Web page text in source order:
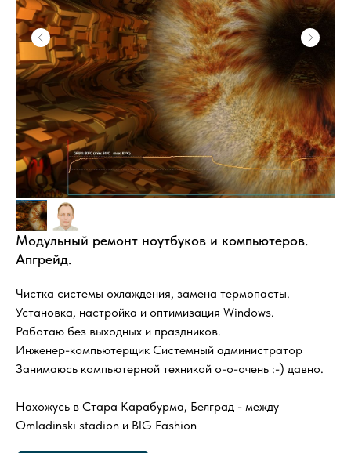
Модульный ремонт ноутбуков и компьютеров.
Апгрейд.
Чистка системы охлаждения, замена термопасты.
Установка, настройка и оптимизация Windows.
Работаю без выходных и праздников.
Инженер-компьютерщик Системный администратор
Занимаюсь компьютерной техникой о-о-очень :-) давно.
Нахожусь в Стара Карабурма, Белград - между
Omladinski stadion и BIG Fashion